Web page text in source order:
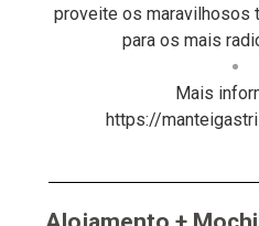
proveite os maravilhosos
para os mais
Mais
https://